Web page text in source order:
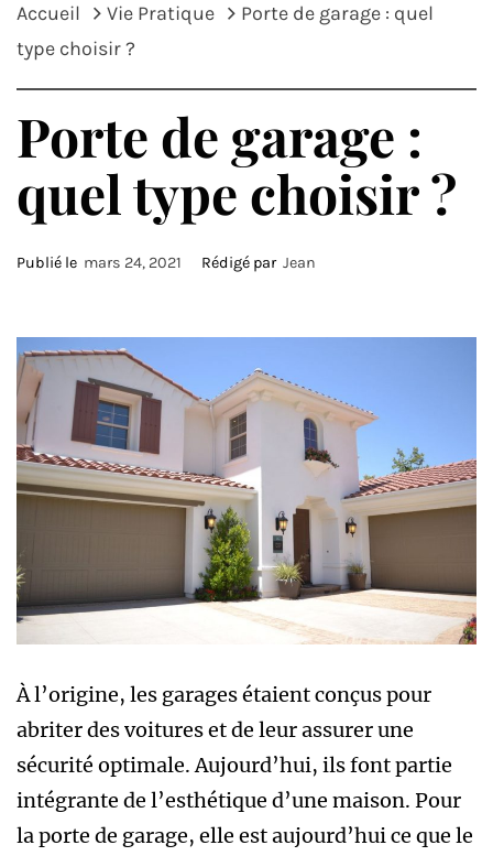
Accueil Vie Pratique
Porte de garage : quel
type choisir ?
Porte de garage :
quel type choisir ?
Publié le mars 24, 2021 Rédigé par Jean
À l’origine, les garages étaient conçus pour
abriter des voitures et de leur assurer une
sécurité optimale. Aujourd’hui, ils font partie
intégrante de l’esthétique d’une maison. Pour
la porte de garage, elle est aujourd’hui ce que le